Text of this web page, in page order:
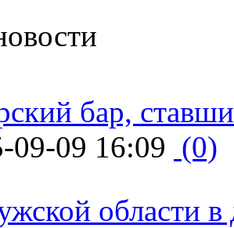
бар,
09-09 16:09 (0)
области в